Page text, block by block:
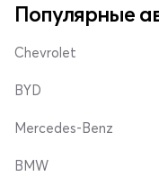
Популярные
Chevrolet
BYD
Mercedes-Benz
BMW